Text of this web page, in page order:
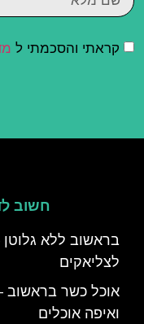
קראתי והסכמתי ל
חשוב
בראשוב ללא
לצליאקים
אוכל כשר בראשוב
ואיפה אוכלים